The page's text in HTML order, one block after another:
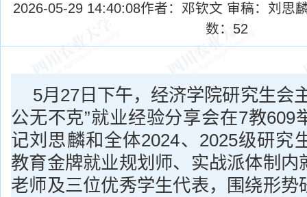
2026-05-29 14:40:08作者：邓钦文 审稿：刘思
数： 52
5月27日下午，经济学院研究生会
公无不克”就业经验分享会在7教609
记刘思麟和全体2024、2025级研究
教育金牌就业规划师、实战派体制内
老师及三位优秀学生代表，围绕形势